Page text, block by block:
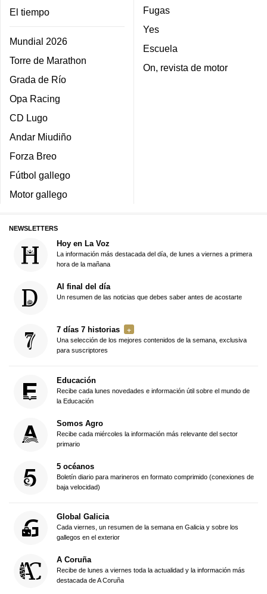
El tiempo
Mundial 2026
Torre de Marathon
Grada de Río
Opa Racing
CD Lugo
Andar Miudiño
Forza Breo
Fútbol gallego
Motor gallego
Fugas
Yes
Escuela
On, revista de motor
NEWSLETTERS
Hoy en La Voz
La información más destacada del día, de lunes a viernes a primera
hora de la mañana
Al final del día
Un resumen de las noticias que debes saber antes de acostarte
7 días 7 historias
Una selección de los mejores contenidos de la semana, exclusiva
para suscriptores
Educación
Recibe cada lunes novedades e información útil sobre el mundo de
la Educación
Somos Agro
Recibe cada miércoles la información más relevante del sector
primario
5 océanos
Boletín diario para marineros en formato comprimido (conexiones de
baja velocidad)
Global Galicia
Cada viernes, un resumen de la semana en Galicia y sobre los
gallegos en el exterior
A Coruña
Recibe de lunes a viernes toda la actualidad y la información más
destacada de A Coruña